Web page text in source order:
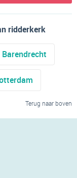
ridderkerk
Barendrecht
Terug naar boven